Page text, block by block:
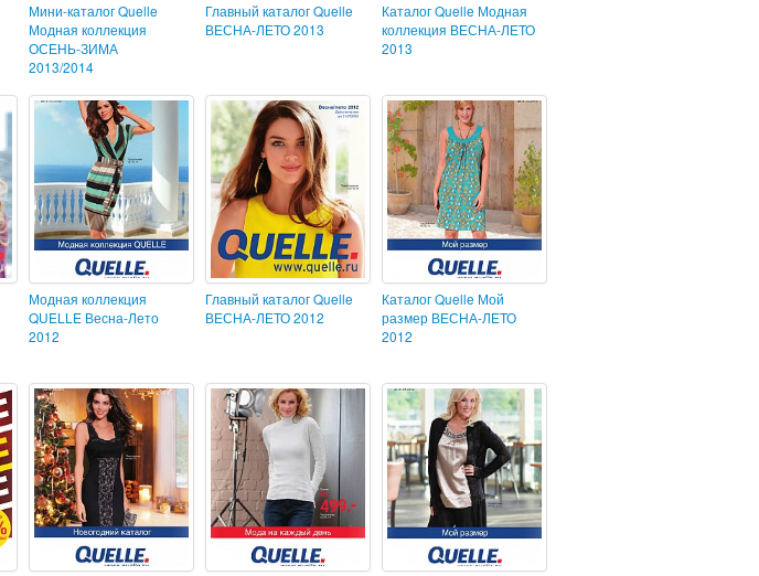
Мини-каталог Quelle
Модная коллекция
ОСЕНЬ-ЗИМА
2013/2014
Главный каталог Quelle
ВЕСНА-ЛЕТО 2013
Каталог Quelle Модная
коллекция ВЕСНА-ЛЕТО
2013
Модная коллекция
QUELLE Весна-Лето
2012
Главный каталог Quelle
ВЕСНА-ЛЕТО 2012
Каталог Quelle Мой
размер ВЕСНА-ЛЕТО
2012